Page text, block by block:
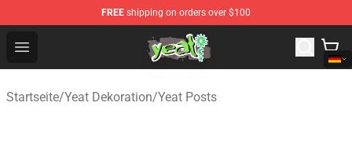
FREE shipping on orders over $100
Open menu
Yeat Shop - Official Yeat Merchandise Store
Startseite/Yeat Dekoration/Yeat Posts